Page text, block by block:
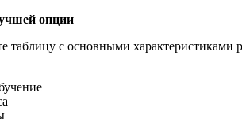
опции
таблицу с основными характеристиками